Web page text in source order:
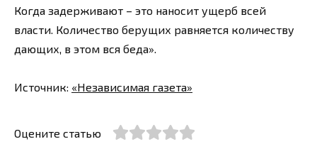
Когда задерживают – это наносит ущерб всей
власти. Количество берущих равняется количеству
дающих, в этом вся беда».
Источник: «Независимая газета»
Оцените статью